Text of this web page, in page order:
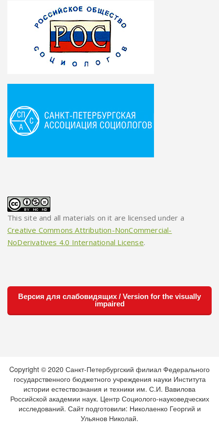
This site and all materials on it are licensed under a
Creative Commons Attribution-NonCommercial-
NoDerivatives 4.0 International License.
Версия для слабовидящих / Version for the visually
impaired
Copyright © 2020 Санкт-Петербургский филиал Федерального
государственного бюджетного учреждения науки Института
истории естествознания и техники им. С.И. Вавилова
Российской академии наук. Центр Социолого-науковедческих
исследований. Сайт подготовили: Николаенко Георгий и
Ульянов Николай.